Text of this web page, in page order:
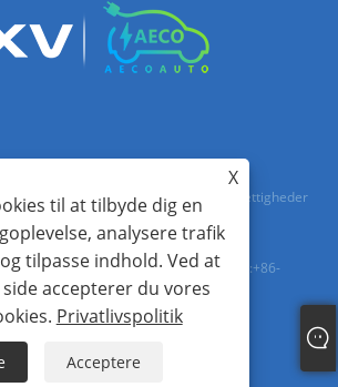
Aecoauto Technology Co., Ltd. Alle rettigheder
HJEMMESIDE: TIANYU NETVÆRK jack Lin:+86-
XML Privatlivspolitik
X
til at tilbyde dig en
analysere trafik
tilpasse indhold. Ved at
accepterer du vores
Privatlivspolitik
Acceptere